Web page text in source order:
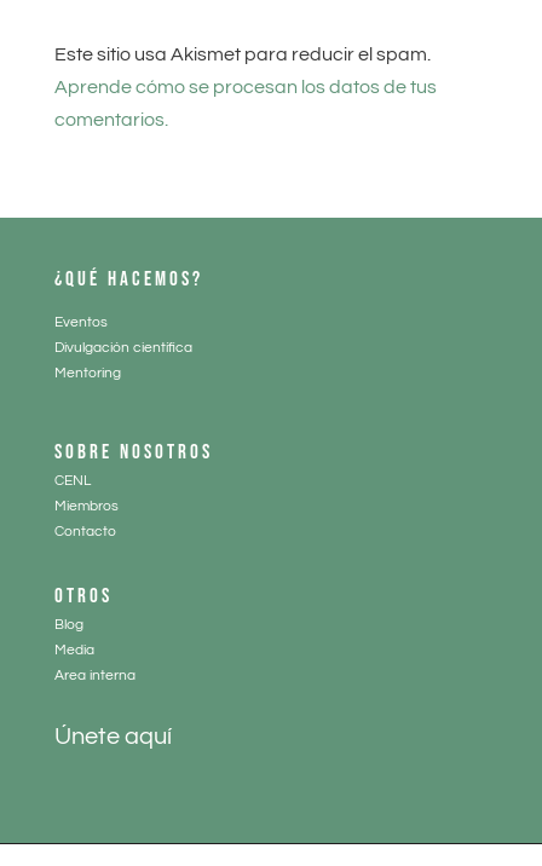
Este sitio usa Akismet para reducir el spam.
Aprende cómo se procesan los datos de tus
comentarios.
¿QUÉ HACEMOS?
Eventos
Divulgación científica
Mentoring
SOBRE NOSOTROS
CENL
Miembros
Contacto
OTROS
Blog
Media
Area interna
Únete aquí